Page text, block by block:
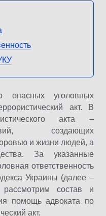
опасных уголовных
акт. В
акта –
создающих
и жизни людей, а
За указанные
ответственность
Украины (далее –
состав и
помощь адвоката по
акт.